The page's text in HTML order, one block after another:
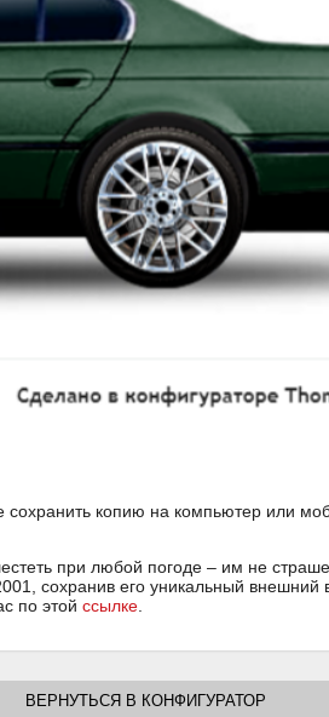
копию на компьютер или
при любой погоде – им не
сохранив его уникальный внешний
по этой ссылке.
ВЕРНУТЬСЯ В КОНФИГУРАТОР